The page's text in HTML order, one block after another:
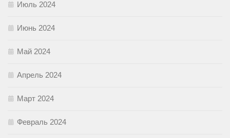
Июль 2024
Июнь 2024
Май 2024
Апрель 2024
Март 2024
Февраль 2024